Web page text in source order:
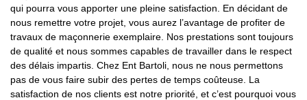
qui pourra vous apporter une pleine satisfaction. En décidant de
nous remettre votre projet, vous aurez l’avantage de profiter de
travaux de maçonnerie exemplaire. Nos prestations sont toujours
de qualité et nous sommes capables de travailler dans le respect
des délais impartis. Chez Ent Bartoli, nous ne nous permettons
pas de vous faire subir des pertes de temps coûteuse. La
satisfaction de nos clients est notre priorité, et c’est pourquoi vous